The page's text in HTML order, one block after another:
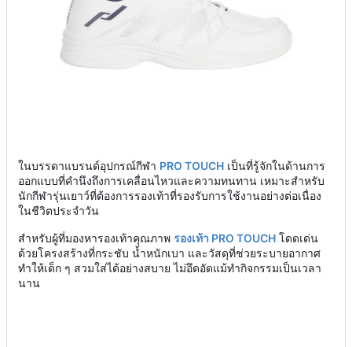
ในบรรดาแบรนด์อุปกรณ์กีฬา PRO TOUCH เป็นที่รู้จักในด้านการ
ออกแบบที่คำนึงถึงการเคลื่อนไหวและความทนทาน เหมาะสำหรับ
นักกีฬารุ่นเยาว์ที่ต้องการรองเท้าที่รองรับการใช้งานอย่างต่อเนื่อง
ในชีวิตประจำวัน
สำหรับผู้ที่มองหารองเท้าคุณภาพ รองเท้า PRO TOUCH โดดเด่น
ด้วยโครงสร้างที่กระชับ น้ำหนักเบา และวัสดุที่ช่วยระบายอากาศ
ทำให้เด็ก ๆ สวมใส่ได้อย่างสบาย ไม่อึดอัดแม้ทำกิจกรรมเป็นเวลา
นาน